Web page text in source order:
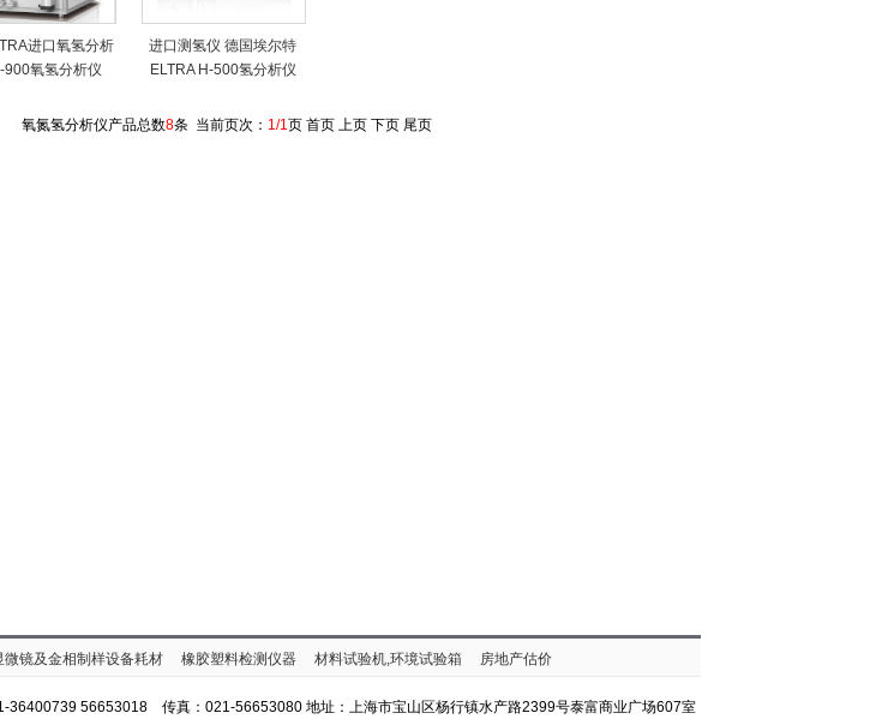
进口氧氢分析
900氧氢分析仪
进口测氢仪 德国埃尔特
ELTRA H-500氢分析仪
氧氮氢分析仪产品总数8条 当前页次： 1/1页 首页 上页 下页 尾页
微镜及金相制样设备耗材 橡胶塑料检测仪器 材料试验机,环境试验箱 房地产估价
36400739 56653018 传真：021-56653080 地址： 上海市宝山区杨行镇水产路2399号泰富商业广场607室